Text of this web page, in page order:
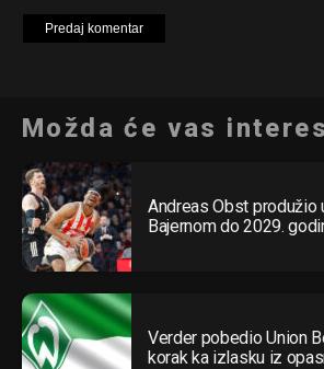
Možda će vas
Andreas Obst produžio
Bajernom do 2029.
Verder pobedio Union
korak ka izlasku iz